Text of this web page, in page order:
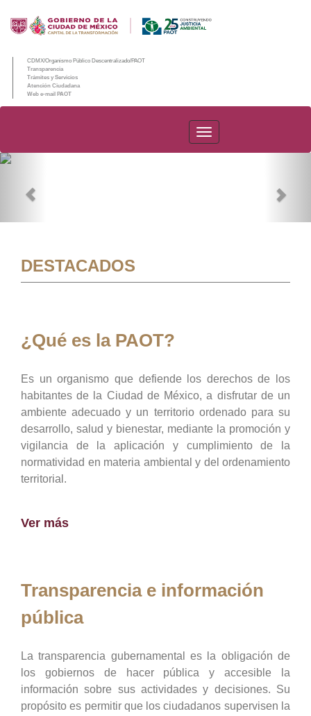
CDMX/Organismo Público Descentralizado/PAOT
Transparencia
Trámites y Servicios
Atención Ciudadana
Web e-mail PAOT
PAOT
DESTACADOS
¿Qué es la PAOT?
Es un organismo que defiende los derechos de los
habitantes de la Ciudad de México, a disfrutar de un
ambiente adecuado y un territorio ordenado para su
desarrollo, salud y bienestar, mediante la promoción y
vigilancia de la aplicación y cumplimiento de la
normatividad en materia ambiental y del ordenamiento
territorial.
Ver más
Transparencia e información
pública
La transparencia gubernamental es la obligación de
los gobiernos de hacer pública y accesible la
información sobre sus actividades y decisiones. Su
propósito es permitir que los ciudadanos supervisen la